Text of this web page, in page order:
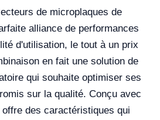
de microplaques de
alliance de performances
d'utilisation, le tout à un prix
en fait une solution de
qui souhaite optimiser ses
sur la qualité. Conçu avec
des caractéristiques qui